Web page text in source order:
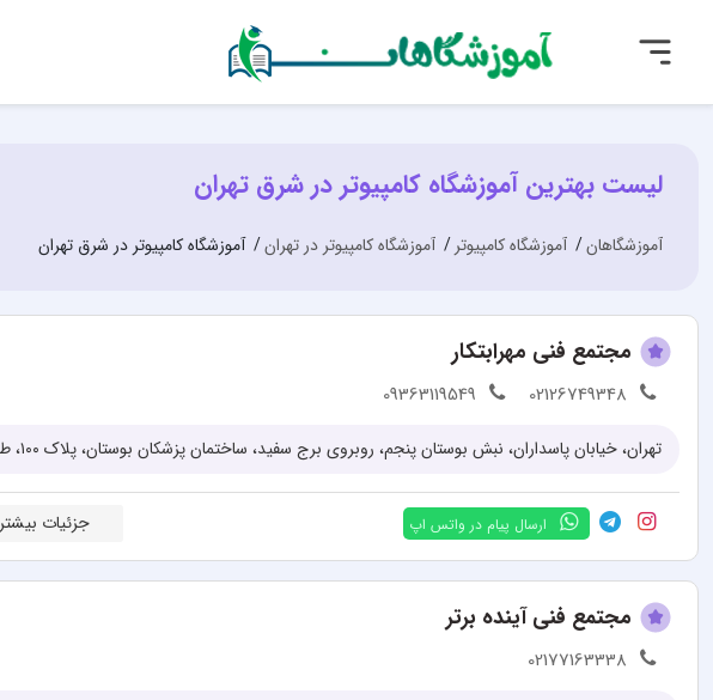
لیست بهترین آموزشگاه کامپیوتر در شرق تهران
آموزشگاهان آموزشگاه کامپیوتر آموزشگاه کامپیوتر در تهران آموزشگاه کامپیوتر در شرق تهران
مجتمع فنی مهرابتکار
02126749348
09363119549
ارسال پیام در واتس اپ جزئیات بیشتر
مجتمع فنی آینده برتر
02177163338